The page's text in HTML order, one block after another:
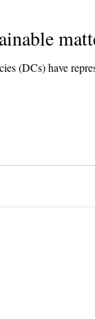
(DCs) have